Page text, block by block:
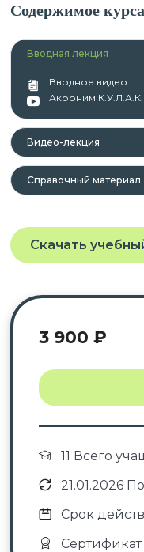
Содержимое курса
Вводная лекция
Вводное видео
Акроним К.У.Л.А.К.
Видео-лекция
Справочный материал
Скачать
3 900 ₽
11 Всего
21.01.2026
Срок